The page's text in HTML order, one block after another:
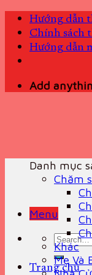
Skip
content
Hướng dẫn
Chính sách
Hướng dẫn
Add
Menu
Search
for:
Trang chủ
Danh mục
Chăm
Khác
Mẹ Và